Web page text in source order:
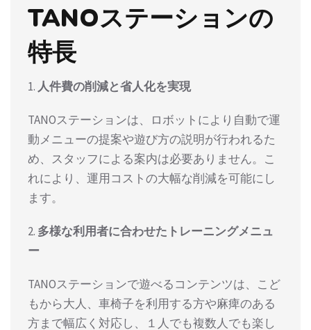
TANOステーションの
特長
1. 人件費の削減と省人化を実現
TANOステーションは、ロボットにより自動で運
動メニューの提案や遊び方の説明が行われるた
め、スタッフによる案内は必要ありません。こ
れにより、運用コストの大幅な削減を可能にし
ます。
2. 多様な利用者に合わせたトレーニングメニュ
ー
TANOステーションで遊べるコンテンツは、こど
もから大人、車椅子を利用する方や麻痺のある
方まで幅広く対応し、１人でも複数人でも楽し